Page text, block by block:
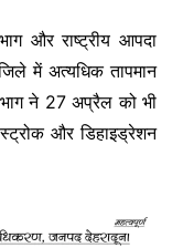
औरराष्ट्रीय आपदा
में अत्यधिक तापमान
ने 27 अप्रैल को भी
और डिहाइड्रेशन